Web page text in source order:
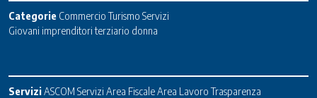
Categorie Commercio Turismo Servizi
Giovani imprenditori terziario donna
ServiziASCOM Servizi Area FiscaleArea Lavoro Trasparenza